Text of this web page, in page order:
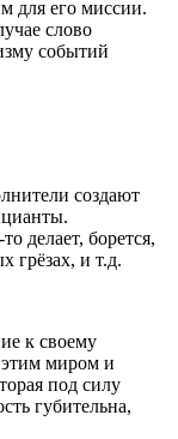
для его миссии.
слово
событий
создают
делает, борется,
грёзах, и т.д.
к своему
миром и
под силу
губительна,